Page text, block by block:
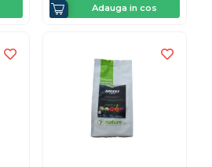
Adauga in cos